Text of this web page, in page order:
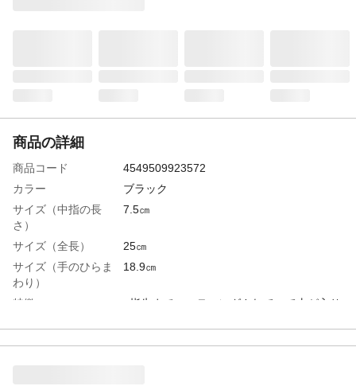
商品の詳細
商品コード
4549509923572
カラー
ブラック
サイズ（中指の長
さ）
7.5㎝
サイズ（全長）
25㎝
サイズ（手のひらま
わり）
18.9㎝
特徴
●指先までコーティングされていて土が入り